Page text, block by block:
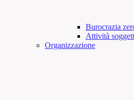
Burocrazia
Attività
Organizzazione